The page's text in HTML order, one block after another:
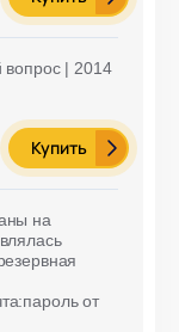
вопрос | 2014
Купить
на
от